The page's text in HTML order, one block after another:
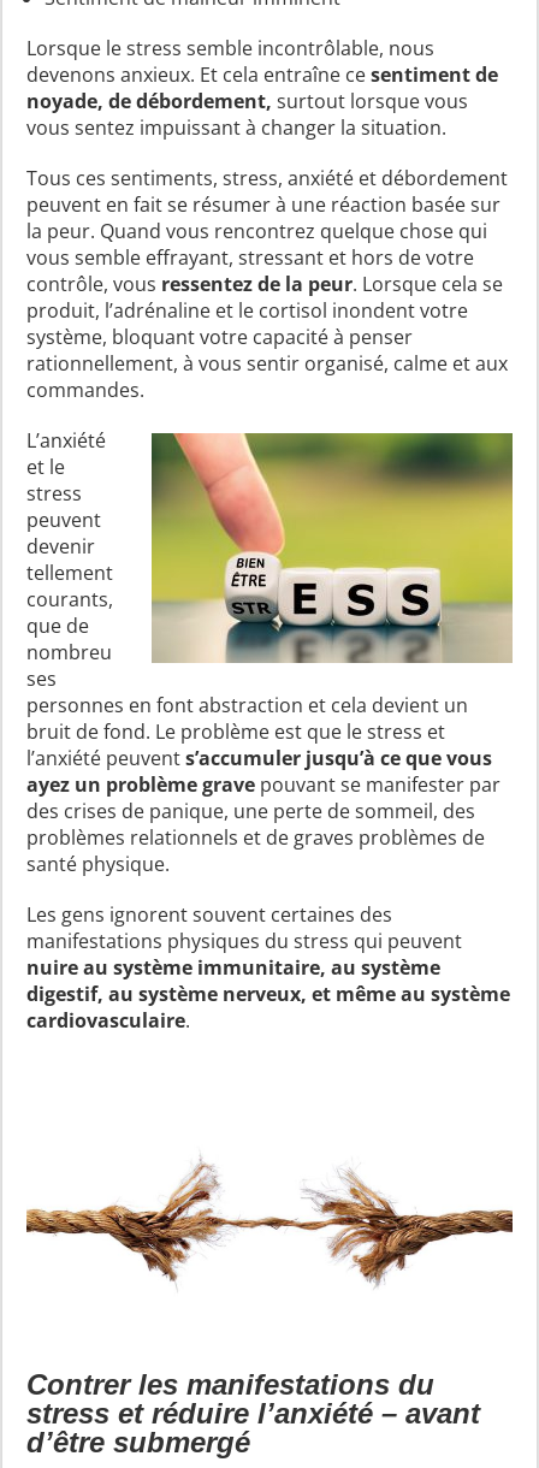
Lorsque le stress semble incontrôlable, nous
devenons anxieux. Et cela entraîne cesentiment de
noyade, de débordement, surtout lorsque vous
vous sentez impuissant à changer la situation.
Tous ces sentiments, stress, anxiété et débordement
peuvent en fait se résumer à une réaction basée sur
la peur. Quand vous rencontrez quelque chose qui
vous semble effrayant, stressant et hors de votre
contrôle, vous ressentez de la peur. Lorsque cela se
produit, l’adrénaline et le cortisol inondent votre
système, bloquant votre capacité à penser
rationnellement, à vous sentir organisé, calme et aux
commandes.
L’anxiété
et le
stress
peuvent
devenir
tellement
courants,
que de
nombreu
ses
personnes en font abstraction et cela devient un
bruit de fond. Le problème est que le stress et
l’anxiété peuvents’accumuler jusqu’à ce que vous
ayez un problème grave pouvant se manifester par
des crises de panique, une perte de sommeil, des
problèmes relationnels et de graves problèmes de
santé physique.
Les gens ignorent souvent certaines des
manifestations physiques du stress qui peuvent
nuire au système immunitaire, au système
digestif, au système nerveux, et même au système
cardiovasculaire.
Contrer les manifestations du
stress et réduire l’anxiété – avant
d’être submergé